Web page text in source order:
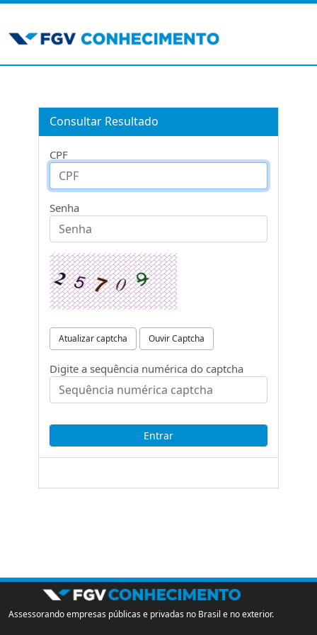
Consultar Resultado
CPF
Senha
Atualizar captcha Ouvir Captcha
Digite a sequência numérica do captcha
Assessorando empresas públicas e privadas no Brasil e no exterior.